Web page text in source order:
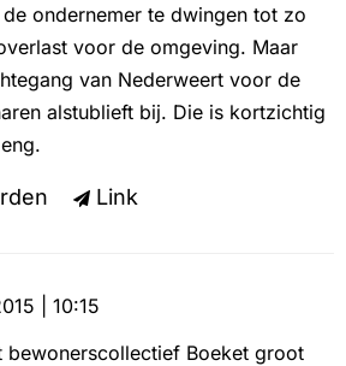
ondernemer te dwingen tot zo
voor de omgeving. Maar
van Nederweert voor de
alstublieft bij. Die is kortzichtig
Link
| 10:15
bewonerscollectief Boeket groot